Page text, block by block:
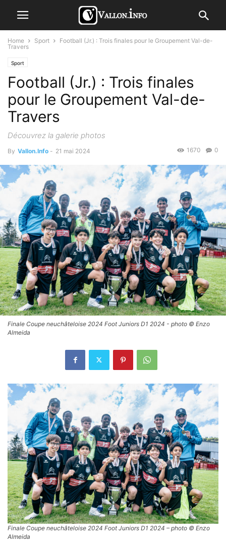
Home Sport
Football (Jr.) : Trois finales pour le Groupement Val-de-
Travers
Sport
Football (Jr.) : Trois finales
pour le Groupement Val-de-
Travers
Découvrez la galerie photos
By Vallon.Info - 21 mai 2024 0
1670
Finale Coupe neuchâteloise 2024 Foot Juniors D1 2024 - photo © Enzo
Almeida
Finale Coupe neuchâteloise 2024 Foot Juniors D1 2024 – photo © Enzo
Almeida